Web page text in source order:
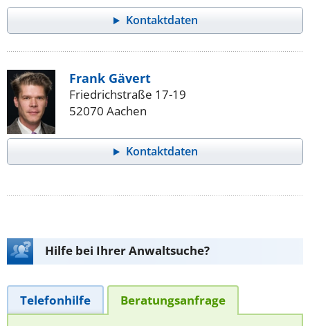
Kontaktdaten
Frank Gävert
Friedrichstraße 17-19
52070 Aachen
Kontaktdaten
Hilfe bei Ihrer Anwaltsuche?
Telefonhilfe Beratungsanfrage